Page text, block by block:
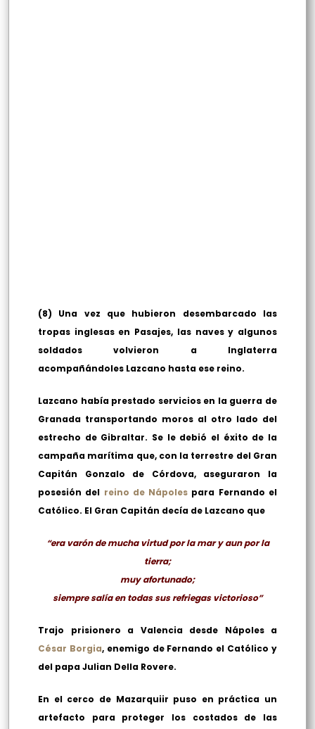
(8) Una vez que hubieron desembarcado las
tropas inglesas en Pasajes, las naves y algunos
soldados volvieron a Inglaterra
acompañándoles Lazcano hasta ese reino.
Lazcano había prestado servicios en la guerra de
Granada transportando moros al otro lado del
estrecho de Gibraltar. Se le debió el éxito de la
campaña marítima que, con la terrestre del Gran
Capitán Gonzalo de Córdova, aseguraron la
posesión del reino de Nápoles para Fernando el
Católico. El Gran Capitán decía de Lazcano que
“era varón de mucha virtud por la mar y aun por la
tierra;
muy afortunado;
siempre salía en todas sus refriegas victorioso”
Trajo prisionero a Valencia desde Nápoles a
César Borgia, enemigo de Fernando el Católico y
del papa Julian Della Rovere.
En el cerco de Mazarquiir puso en práctica un
artefacto para proteger los costados de las